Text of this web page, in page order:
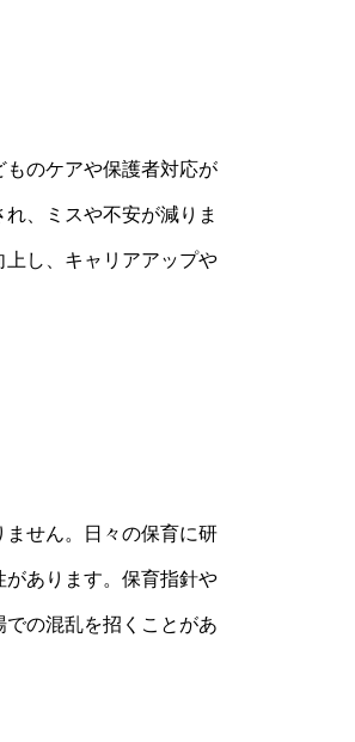
のケアや保護者対応が
、ミスや不安が減りま
し、キャリアアップや
せん。日々の保育に研
あります。保育指針や
の混乱を招くことがあ